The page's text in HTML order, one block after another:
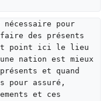
pour
des présents
point ici le lieu
nation est mieux
et quand
pour assuré,
et ces